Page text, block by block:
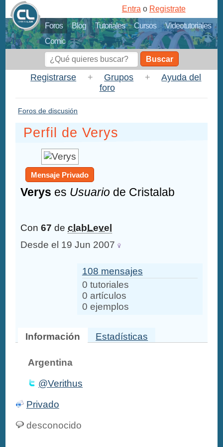
Foros Blog Tutoriales Cursos
Videotutoriales
Comic
Entra o Registrate
Buscar
Registrarse + Grupos +
Ayuda del
foro
Foros de discusión
Perfil de Verys
Mensaje Privado
Verys es Usuario de Cristalab
Con67 declabLevel
Desde el 19 Jun 2007
108 mensajes
0 tutoriales
0 artículos
0 ejemplos
Información Estadísticas
Argentina
@Verithus
Privado
desconocido